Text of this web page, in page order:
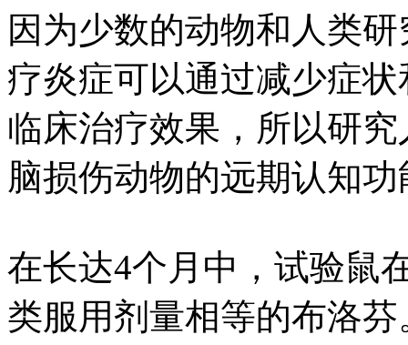
因为少数的动物和人类
疗炎症可以通过减少症
临床治疗效果，所以研
脑损伤动物的远期认知功
在长达4个月中，试验鼠
类服用剂量相等的布洛